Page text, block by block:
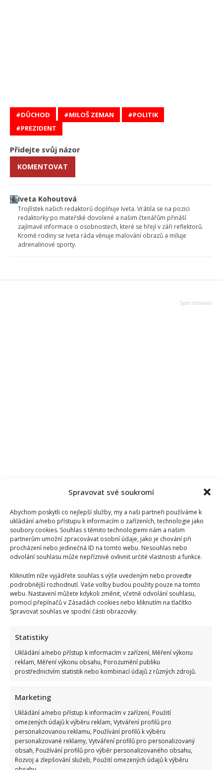
Spravovat své soukromí
Abychom poskytli co nejlepší služby, my a naši partneři používáme k
ukládání a/nebo přístupu k informacím o zařízeních, technologie jako
soubory cookies. Souhlas s těmito technologiemi nám a našim
partnerům umožní zpracovávat osobní údaje, jako je chování při
procházení nebo jedinečná ID na tomto webu. Nesouhlas nebo
odvolání souhlasu může nepříznivě ovlivnit určité vlastnosti a funkce.
Kliknutím níže vyjádřete souhlas s výše uvedeným nebo proveďte
podrobnější rozhodnutí. Vaše volby budou použity pouze na tomto
webu. Nastavení můžete kdykoli změnit, včetně odvolání souhlasu,
pomocí přepínačů v Zásadách cookies nebo kliknutím na tlačítko
Spravovat souhlas ve spodní části obrazovky.
Statistiky
Ukládání a/nebo přístup k informacím v zařízení, Měření výkonu
reklam, Měření výkonu obsahu, Porozumění publiku
prostřednictvím statistik nebo kombinací údajů z různých zdrojů.
Marketing
Ukládání a/nebo přístup k informacím v zařízení, Použití
omezených údajů k výběru reklam, Vytváření profilů pro
personalizovanou reklamu, Používání profilů k výběru
personalizované reklamy, Vytváření profilů pro personalizovaný
obsah, Používání profilů pro výběr personalizovaného obsahu,
Rozvoj a zlepšování služeb, Použití omezených údajů k výběru
DŮCHOD MILOŠ ZEMAN
POLITIK
PREZIDENT
Přidejte svůj názor
KOMENTOVAT
Iveta Kohoutová
Trojlístek našich redaktorů doplňuje Iveta. Vrátila se na pozici
redaktorky po mateřské dovolené a našim čtenářům přináší
zajímavé informace o osobnostech, které se hřejí v záři reflektorů.
Kromě rodiny se Iveta ráda věnuje malování obrazů a miluje
adrenalinové sporty.